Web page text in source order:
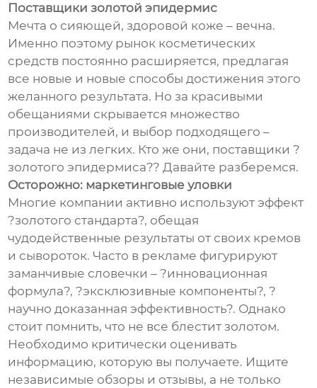
Поставщики золотой эпидермис
Мечта о сияющей, здоровой коже – вечна.
Именно поэтому рынок косметических
средств постоянно расширяется, предлагая
все новые и новые способы достижения этого
желанного результата. Но за красивыми
обещаниями скрывается множество
производителей, и выбор подходящего –
задача не из легких. Кто же они, поставщики ?
золотого эпидермиса?? Давайте разберемся.
Осторожно: маркетинговые уловки
Многие компании активно используют эффект
?золотого стандарта?, обещая
чудодейственные результаты от своих кремов
и сывороток. Часто в рекламе фигурируют
заманчивые словечки – ?инновационная
формула?, ?эксклюзивные компоненты?, ?
научно доказанная эффективность?. Однако
стоит помнить, что не все блестит золотом.
Необходимо критически оценивать
информацию, которую вы получаете. Ищите
независимые обзоры и отзывы, а не только